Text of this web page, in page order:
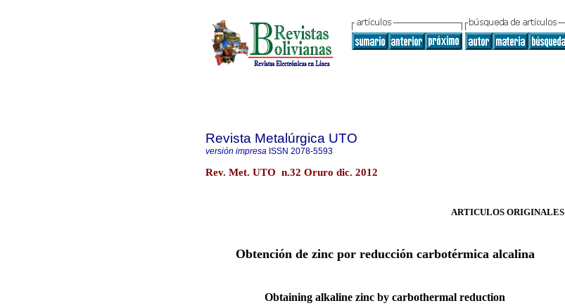
Revista Metalúrgica UTO
versión impresa ISSN 2078-5593
Rev. Met. UTO n.32 Oruro dic. 2012
ARTICULOS ORIGINALES
Obtención de zinc por reducción carbotérmica alcalina
Obtaining alkaline zinc by carbothermal reduction